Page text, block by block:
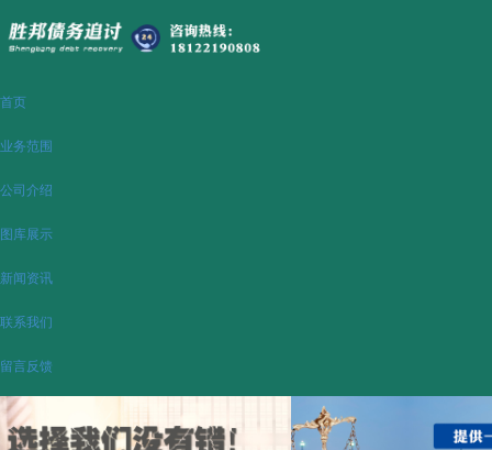
首页
业务范围
公司介绍
图库展示
新闻资讯
联系我们
留言反馈